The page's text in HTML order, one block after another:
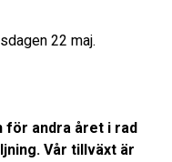
22 maj.
för andra året i rad
Vår tillväxt är